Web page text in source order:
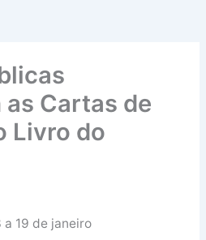
Cartas de
Livro do
a 19 de janeiro